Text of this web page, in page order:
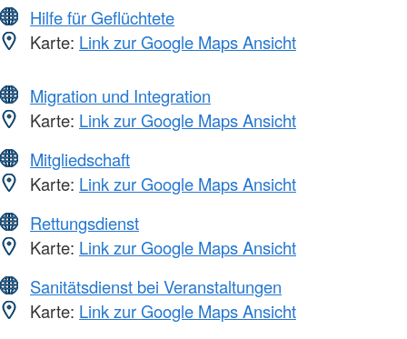
Hilfe für Geflüchtete
Karte: Link zur Google Maps Ansicht
Migration und Integration
Karte: Link zur Google Maps Ansicht
Mitgliedschaft
Karte: Link zur Google Maps Ansicht
Rettungsdienst
Karte: Link zur Google Maps Ansicht
Sanitätsdienst bei Veranstaltungen
Karte: Link zur Google Maps Ansicht